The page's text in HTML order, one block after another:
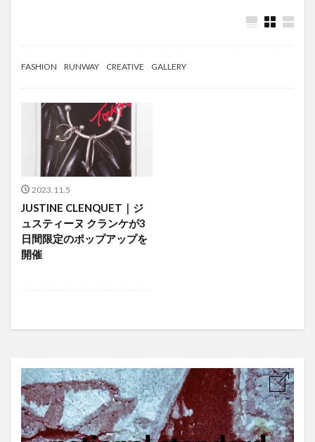
FASHION RUNWAY CREATIVE GALLERY
2023.11.5
JUSTINE CLENQUET｜ジ
ュスティーヌ クランケが3
日間限定のポップアップを
開催